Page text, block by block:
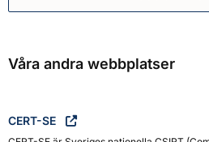
Våra andra webbplatser
CERT-SE